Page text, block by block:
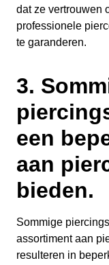
dat ze vertrouwen
professionele
te garanderen.
3.
een
aan
bieden.
Sommige
assortiment aan
resulteren in